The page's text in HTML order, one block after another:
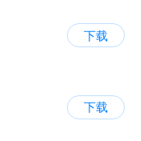
下载
下载